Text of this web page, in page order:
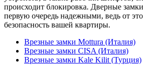
происходит блокировка. Дверные
первую очередь надежными, ведь от
безопасность вашей квартиры.
Врезные замки Mottura (Италия)
Врезные замки CISA (Италия)
Врезные замки Kale Kilit (Турция)